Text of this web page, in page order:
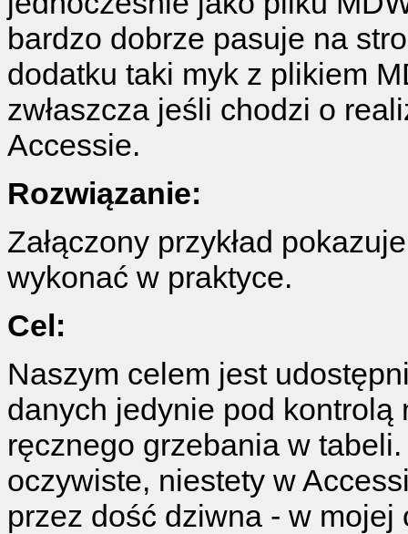
bardzo dobrze pasuje na
dodatku taki myk z plikiem
zwłaszcza jeśli chodzi o
Accessie.
Rozwiązanie:
Załączony przykład
wykonać w praktyce.
Cel:
Naszym celem jest
danych jedynie pod
ręcznego grzebania w
oczywiste, niestety w
przez dość dziwna - w